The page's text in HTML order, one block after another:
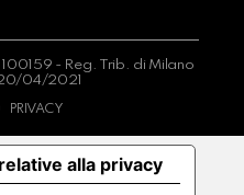
- Reg. Trib. di Milano
04/2021
PRIVACY
alla privacy